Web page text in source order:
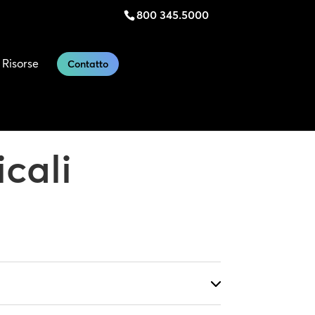
800 345.5000
Risorse Contatto